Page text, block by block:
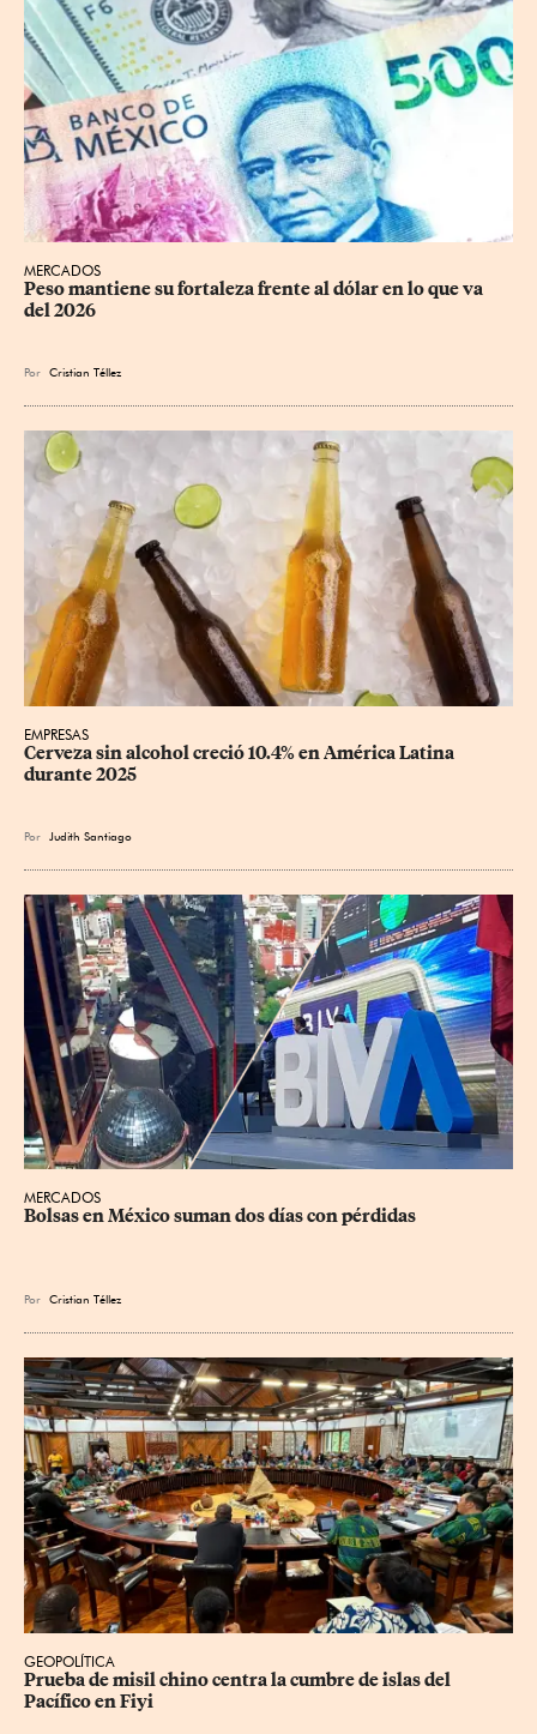
MERCADOS
Peso mantiene su fortaleza frente al dólar en lo que va
del 2026
Por Cristian Téllez
EMPRESAS
Cerveza sin alcohol creció 10.4% en América Latina
durante 2025
Por Judith Santiago
MERCADOS
Bolsas en México suman dos días con pérdidas
Por Cristian Téllez
GEOPOLÍTICA
Prueba de misil chino centra la cumbre de islas del
Pacífico en Fiyi